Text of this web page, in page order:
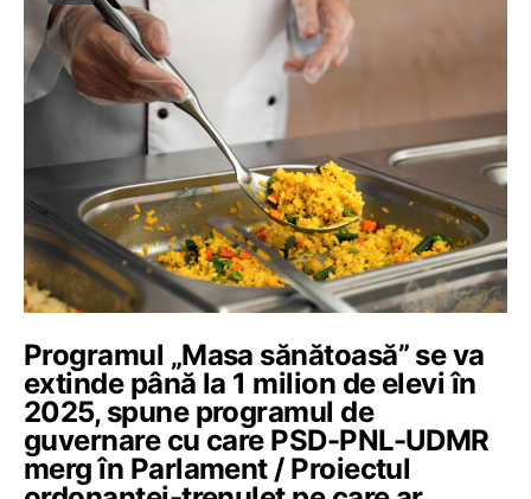
Programul „Masa sănătoasă” se va
extinde până la 1 milion de elevi în
2025, spune programul de
guvernare cu care PSD-PNL-UDMR
merg în Parlament / Proiectul